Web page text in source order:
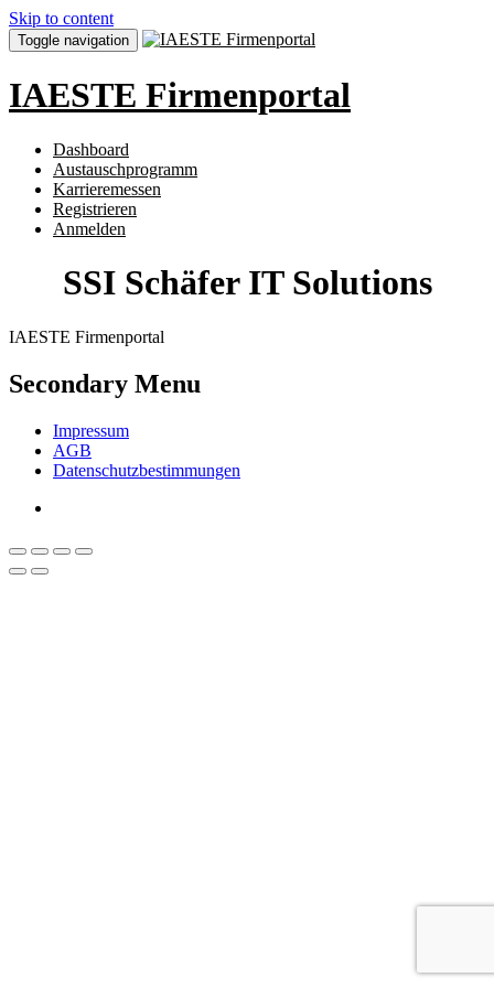
Skip to content
Toggle navigation
IAESTE Firmenportal
Dashboard
Austauschprogramm
Karrieremessen
Registrieren
Anmelden
SSI Schäfer IT Solutions
IAESTE Firmenportal
Secondary Menu
Impressum
AGB
Datenschutzbestimmungen